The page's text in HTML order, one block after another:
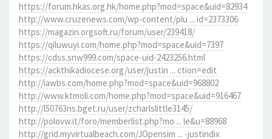
https://forum.hkas.org.hk/home.php?mod=space&uid=82934
http://www.cruzenews.com/wp-content/plu ... id=2373306
https://magazin.orgsoft.ru/forum/user/239418/
https://qiluwuyi.com/home.php?mod=space&uid=7397
https://cdss.snw999.com/space-uid-2423256.html
https://ackthikadiocese.org/user/justin ... ction=edit
http://iawbs.com/home.php?mod=space&uid=968802
http://www.ktmoli.com/home.php?mod=space&uid=916467
http://l50763ns.bget.ru/user/zcharlslittle3145/
http://polovw.it/foro/memberlist.php?mo ... le&u=88968
http://grid.myvirtualbeach.com/JOpensim ... -justindix